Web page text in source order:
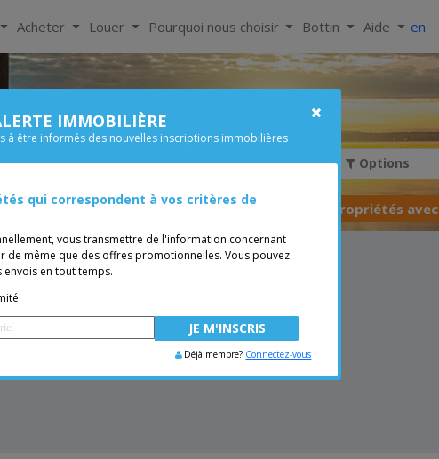
Acheter Louer Pourquoi nous choisir Bottin Aide en
Chambre
Prix Options
Vous êtes courtier, transférer vos propriétés avec
IMMOBILIÈRE
à être informés des nouvelles inscriptions immobilières
qui correspondent à vos critères de
vous transmettre de l'information concernant
de même que des offres promotionnelles. Vous pouvez
en tout temps.
Déjà membre? Connectez-vous